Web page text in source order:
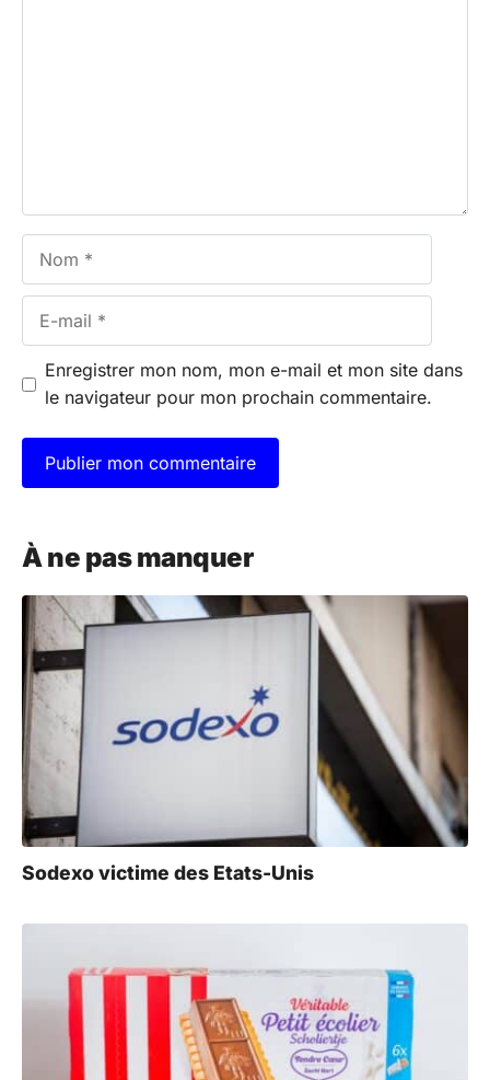
Enregistrer mon nom, mon e-mail et mon site dans
le navigateur pour mon prochain commentaire.
t
e
a
t
i
v
e
:
À ne pas manquer
Sodexo victime des Etats-Unis